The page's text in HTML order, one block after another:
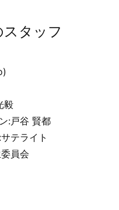
タッフ
毅
:戸谷 賢都
テライト
員会